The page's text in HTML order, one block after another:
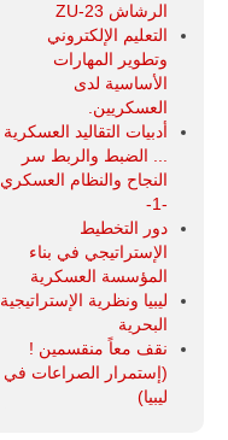
الرشاش ZU-23
التعليم الإلكتروني
وتطوير المهارات
الأساسية لدى
العسكريين.
أدبيات التقاليد العسكرية
... الضبط والربط سر
النجاح والنظام العسكري
-1-
دور التخطيط
الإستراتيجي في بناء
المؤسسة العسكرية
ليبيا ونظرية الإستراتيجية
البحرية
نقف معاً منقسمين !
(إستمرار الصراعات في
ليبيا)